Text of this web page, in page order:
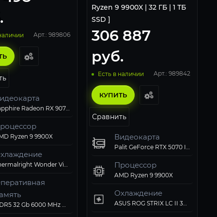
Арт.: 989806
Sapphire Radeon RX 9070 XT PULSE GAMING (11348-03-20G)
Ryzen 9 9900X
Thermalright Wonder Vision 360 UB ARGB Black
DDR5 32 Gb 6000 MHz G.Skill RIPJAWS M5 RGB Black
Ryzen 9 9900X | 32 ГБ | 1 ТБ
SSD ]
306 887
руб.
Есть в наличии Арт.: 989842
КУПИТЬ
Сравнить
Видеокарта
Palit GeForce RTX 5070 Infinity 3 OC
Процессор
AMD Ryzen 9 9900X
Охлаждение
ASUS ROG STRIX LC II 360 ARGB White